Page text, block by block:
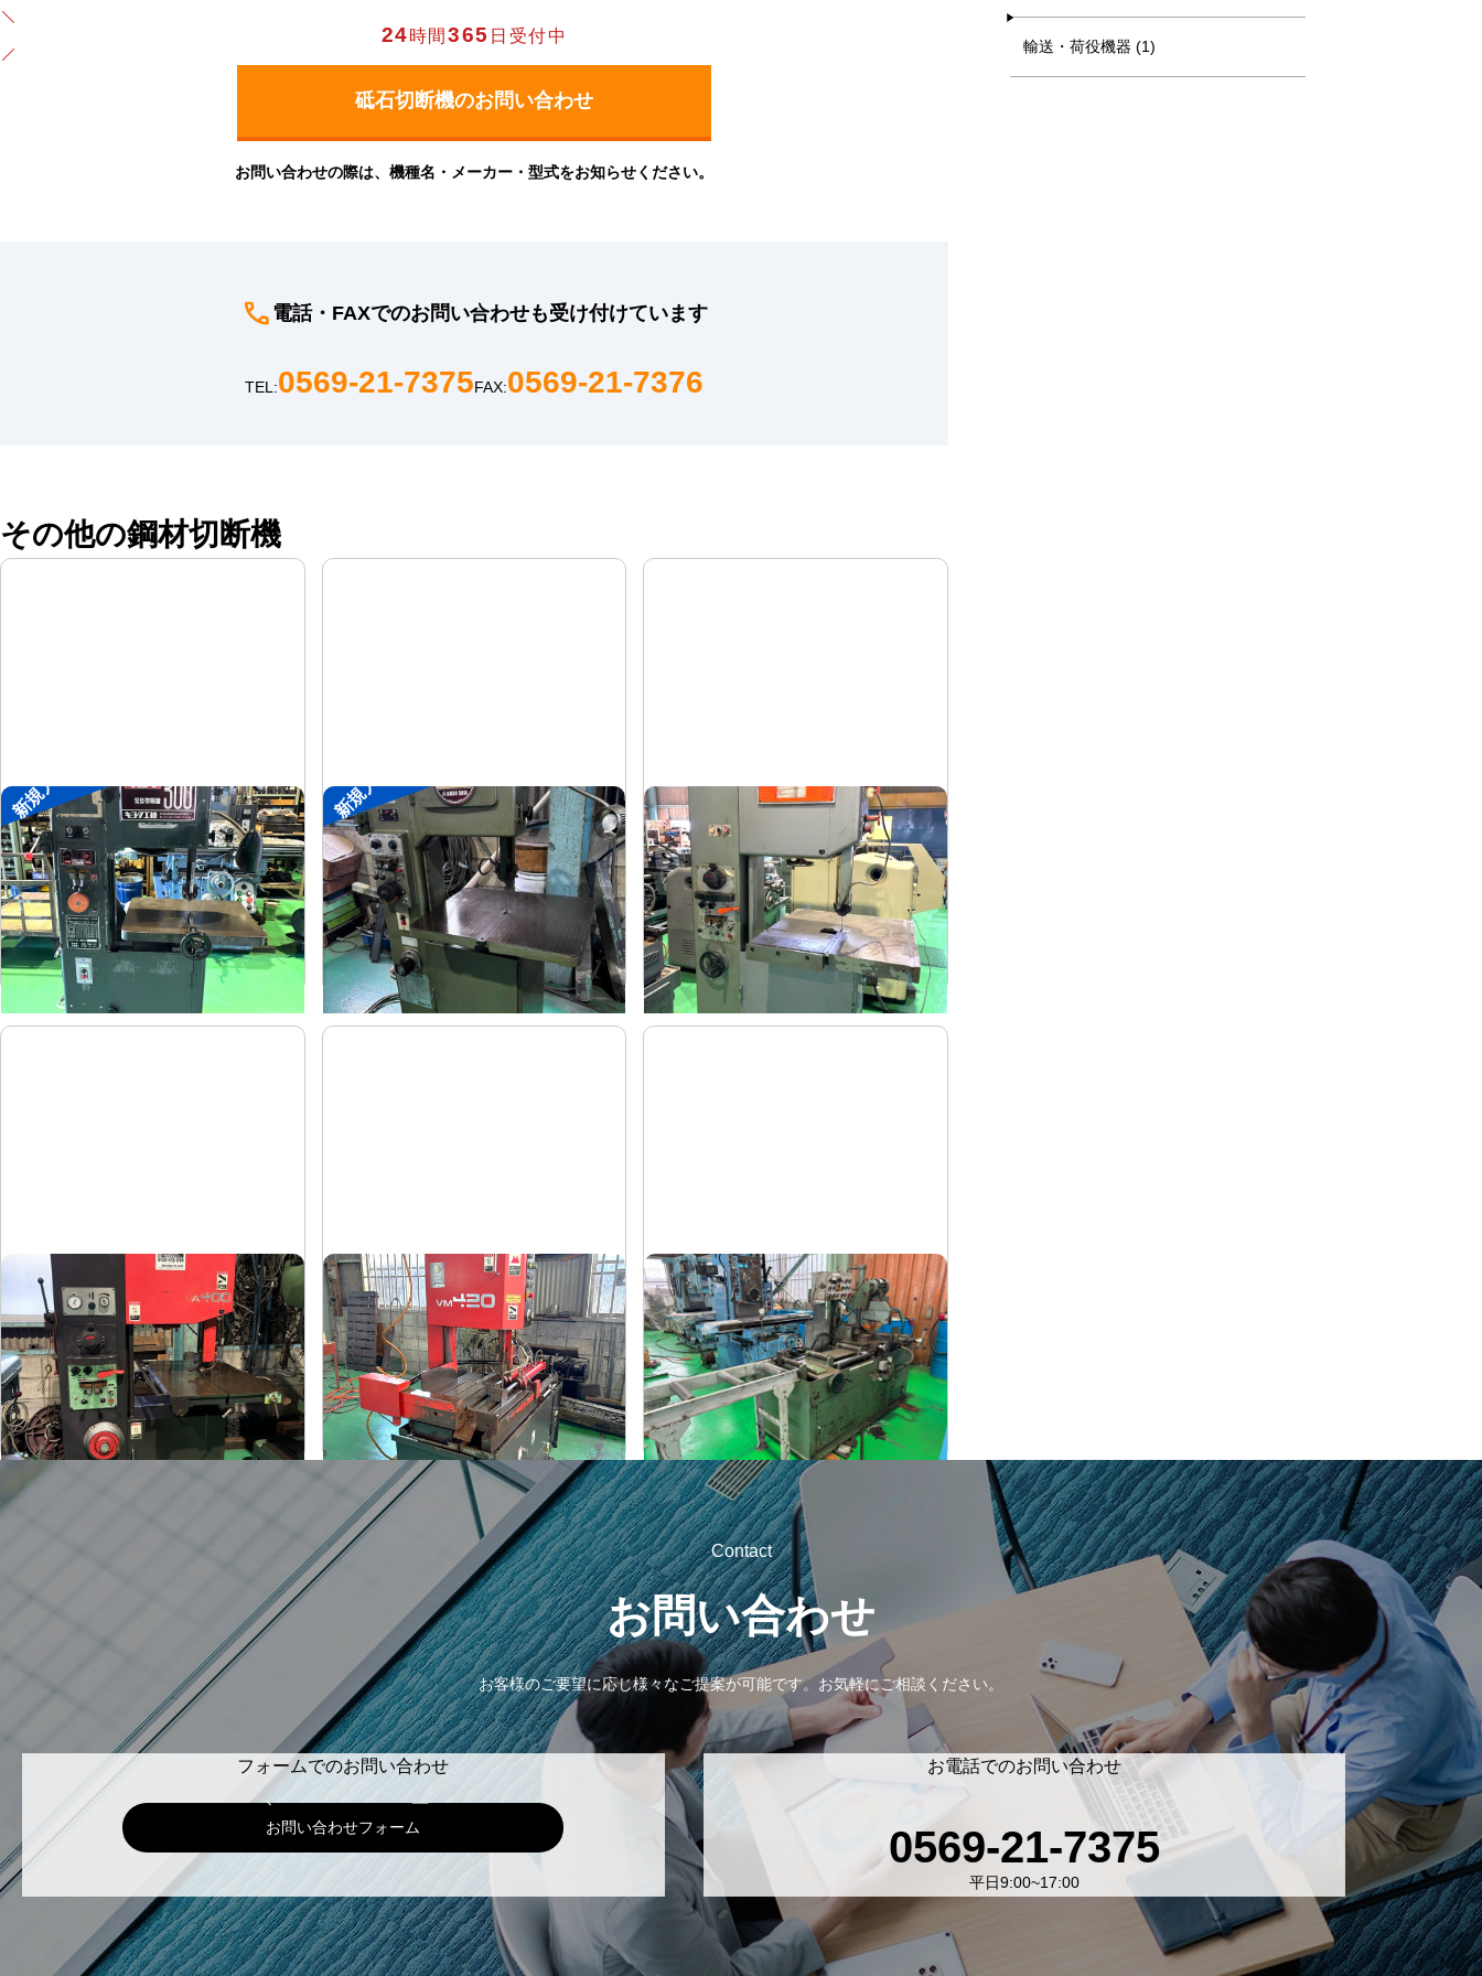
24時間365 日受付中
お問い合わせの際は、機種名・メーカー・型式をお知らせください。
電話・FAXでのお問い合わせも受け付けています
TEL:0569-21-7375FAX:0569-21-7376
その他の鋼材切断機
新規入荷
コンターマシン
メーカー キヨタ工機
形 式KY-300
年 式
新規入荷
コンターマシン
メーカー アンドソー
形 式 TA-300
年 式-
コンターマシン
メーカー ニコテック
形 式NCC-500
年 式 1986
コンターマシン
メーカー アマダ
形 式VA-400
年 式1990
立形バンドソー
メーカー アマダ
形 式VM-420
式1999
全自動丸鋸切断機
メーカー 村橋
形 式VG100A
年 式-
輸送・荷役機器 (1)
Contact
お問い合わせ
お客様のご要望に応じ様々なご提案が可能です。 お気軽にご相談ください。
フォームでのお問い合わせ
お問い合わせフォーム
お電話でのお問い合わせ
0569-21-7375
平日9:00~17:00